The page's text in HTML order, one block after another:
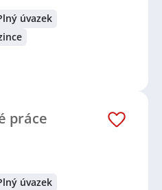
úvazek
práce
úvazek